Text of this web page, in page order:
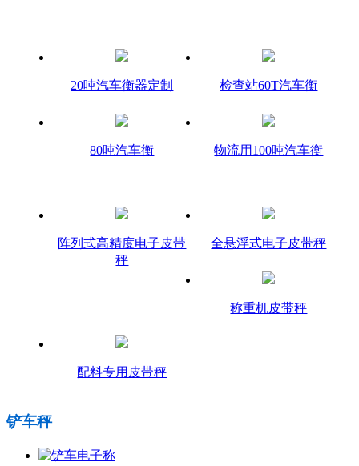
20吨汽车衡器定制 检查站60T汽车衡
80吨汽车衡 物流用100吨汽车衡
阵列式高精度电子皮带
秤
全悬浮式电子皮带秤
称重机皮带秤
配料专用皮带秤
铲车秤